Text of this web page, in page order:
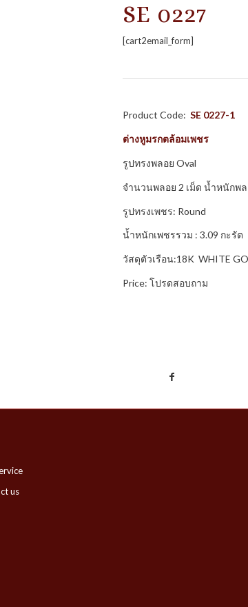
SE 0227
[cart2email_form]
Product Code:SE 0227-1
ต่างหูมรกตล้อมเพชร
รูปทรงพลอย Oval
จำนวนพลอย 2 เม็ด น้ำหนักพล
รูปทรงเพชร: Round
น้ำหนักเพชรรวม : 3.09 กะรัต
วัสดุตัวเรือน:18K WHITE
Price: โปรดสอบถาม
us